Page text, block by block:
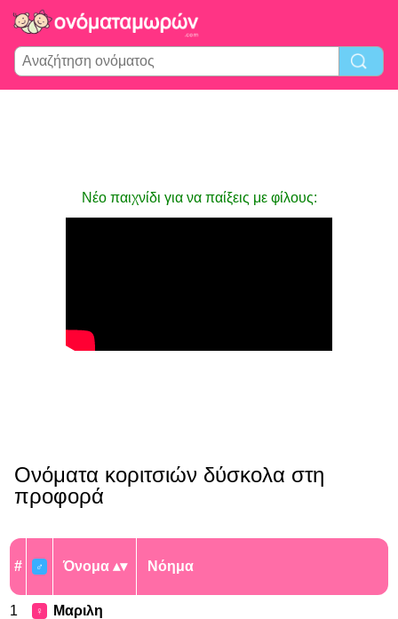
Νέο παιχνίδι για να παίξεις με φίλους:
Ονόματα κοριτσιών δύσκολα στη
προφορά
# ♂ Όνομα Νόημα
1 ♀ Μαριλη